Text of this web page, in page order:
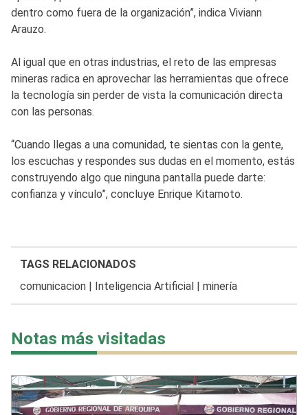
dentro como fuera de la organización”, indica Viviann
Arauzo.
Al igual que en otras industrias, el reto de las empresas
mineras radica en aprovechar las herramientas que ofrece
la tecnología sin perder de vista la comunicación directa
con las personas.
“Cuando llegas a una comunidad, te sientas con la gente,
los escuchas y respondes sus dudas en el momento, estás
construyendo algo que ninguna pantalla puede darte:
confianza y vínculo”, concluye Enrique Kitamoto.
TAGS RELACIONADOS
comunicacion| Inteligencia Artificial minería
Notas más visitadas